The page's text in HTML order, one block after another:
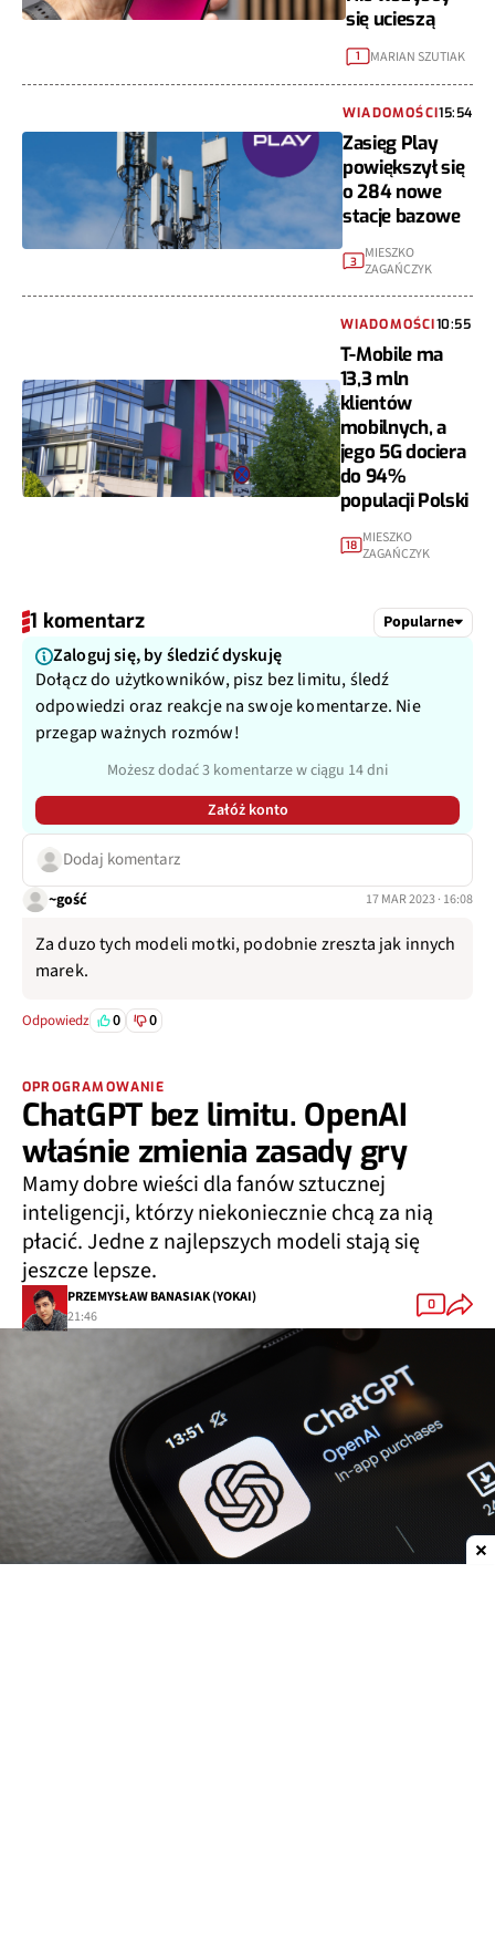
się ucieszą
1 MARIAN SZUTIAK
WIADOMOŚCI15:54
Zasięg Play
powiększył się
o 284 nowe
stacje bazowe
3
MIESZKO
ZAGAŃCZYK
WIADOMOŚCI10:55
T-Mobile ma
13,3 mln
klientów
mobilnych, a
jego 5G dociera
do 94%
populacji Polski
18 MIESZKO
ZAGAŃCZYK
1 komentarz Popularne
Zaloguj się, by śledzić dyskuję
Dołącz do użytkowników, pisz bez limitu, śledź
odpowiedzi oraz reakcje na swoje komentarze. Nie
przegap ważnych rozmów!
Możesz dodać 3 komentarze w ciągu 14 dni
Załóż konto
Dodaj komentarz
~gość 17 MAR 2023 · 16:08
Za duzo tych modeli motki, podobnie zreszta jak innych
marek.
Odpowiedz 0 0
OPROGRAMOWANIE
ChatGPT bez limitu. OpenAI
właśnie zmienia zasady gry
Mamy dobre wieści dla fanów sztucznej
inteligencji, którzy niekoniecznie chcą za nią
płacić. Jedne z najlepszych modeli stają się
jeszcze lepsze.
PRZEMYSŁAW BANASIAK (YOKAI)
21:46
0